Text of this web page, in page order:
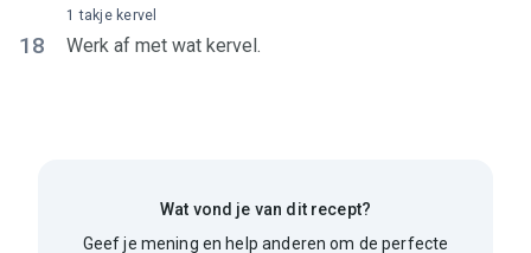
18 Werk af met wat kervel.
1 takje kervel
Wat vond je van dit recept?
Geef je mening en help anderen om de perfecte